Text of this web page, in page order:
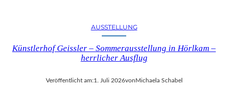
AUSSTELLUNG
Künstlerhof Geissler – Sommerausstellung in Hörlkam –
herrlicher Ausflug
Veröffentlicht am:1. Juli 2026vonMichaela Schabel